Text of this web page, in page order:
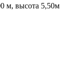
м, высота 5,50м